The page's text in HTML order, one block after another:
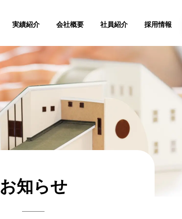
実績紹介 会社概要 社員紹介 採用情報
お知らせ